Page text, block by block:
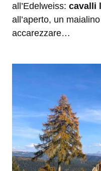
all’Edelweiss: cavalli
all’aperto, un
accarezzare…